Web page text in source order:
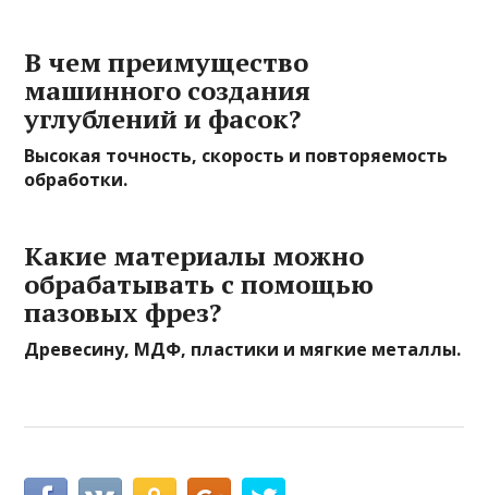
В чем преимущество
машинного создания
углублений и фасок?
Высокая точность, скорость и повторяемость
обработки.
Какие материалы можно
обрабатывать с помощью
пазовых фрез?
Древесину, МДФ, пластики и мягкие металлы.